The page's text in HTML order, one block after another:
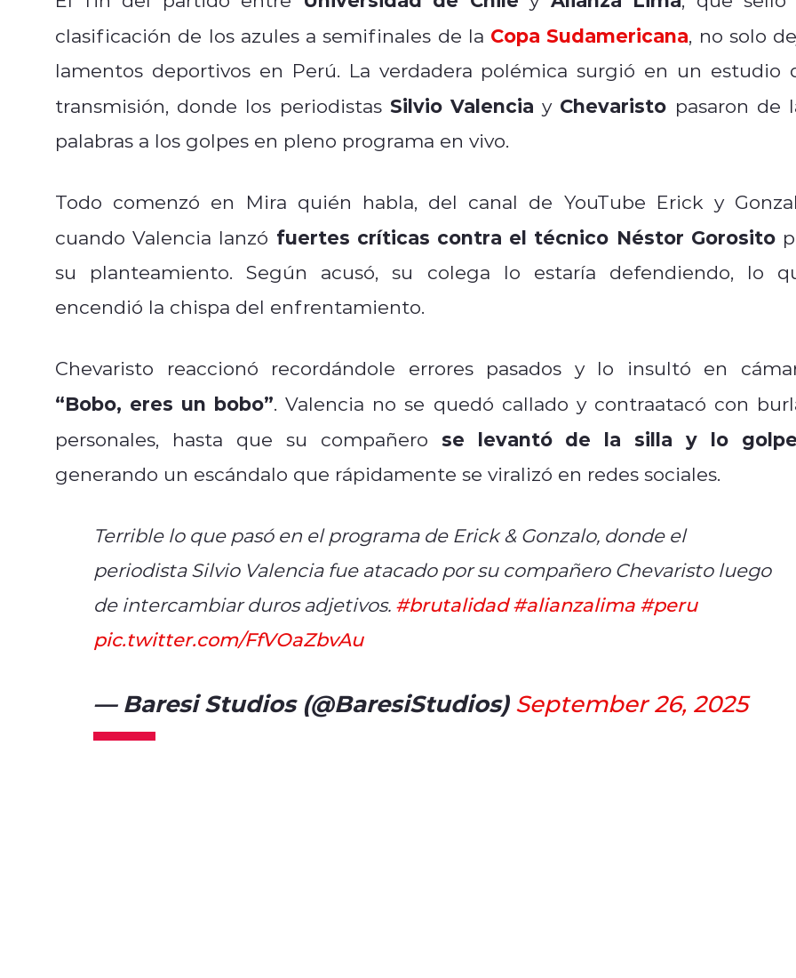
clasificación de los azules a semifinales de la Copa Sudamericana, no solo
lamentos deportivos en Perú. La verdadera polémica surgió en un estudio
transmisión, donde los periodistas Silvio Valencia y Chevaristo pasaron de
palabras a los golpes en pleno programa en vivo.
Todo comenzó en Mira quién habla, del canal de YouTube Erick y
cuando Valencia lanzó fuertes críticas contra el técnico Néstor Gorosito
su planteamiento. Según acusó, su colega lo estaría defendiendo, lo
encendió la chispa del enfrentamiento.
Chevaristo reaccionó recordándole errores pasados y lo insultó en
“Bobo, eres un bobo”. Valencia no se quedó callado y contraatacó con
personales, hasta que su compañero se levantó de la silla y lo
generando un escándalo que rápidamente se viralizó en redes sociales.
Terrible lo que pasó en el programa de Erick & Gonzalo, donde el
periodista Silvio Valencia fue atacado por su compañero Chevaristo luego
de intercambiar duros adjetivos. #brutalidad #alianzalima #peru
pic.twitter.com/FfVOaZbvAu
— Baresi Studios (@BaresiStudios) September 26, 2025